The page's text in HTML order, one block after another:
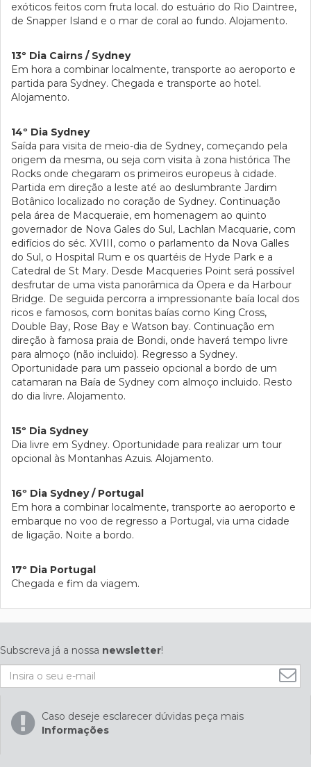
exóticos feitos com fruta local. do estuário do Rio Daintree,
de Snapper Island e o mar de coral ao fundo. Alojamento.
13º Dia Cairns / Sydney
Em hora a combinar localmente, transporte ao aeroporto e
partida para Sydney. Chegada e transporte ao hotel.
Alojamento.
14º Dia Sydney
Saída para visita de meio-dia de Sydney, começando pela
origem da mesma, ou seja com visita à zona histórica The
Rocks onde chegaram os primeiros europeus à cidade.
Partida em direção a leste até ao deslumbrante Jardim
Botânico localizado no coração de Sydney. Continuação
pela área de Macqueraie, em homenagem ao quinto
governador de Nova Gales do Sul, Lachlan Macquarie, com
edifícios do séc. XVIII, como o parlamento da Nova Galles
do Sul, o Hospital Rum e os quartéis de Hyde Park e a
Catedral de St Mary. Desde Macqueries Point será possível
desfrutar de uma vista panorâmica da Opera e da Harbour
Bridge. De seguida percorra a impressionante baía local dos
ricos e famosos, com bonitas baías como King Cross,
Double Bay, Rose Bay e Watson bay. Continuação em
direção à famosa praia de Bondi, onde haverá tempo livre
para almoço (não incluido). Regresso a Sydney.
Oportunidade para um passeio opcional a bordo de um
catamaran na Baía de Sydney com almoço incluido. Resto
do dia livre. Alojamento.
15º Dia Sydney
Dia livre em Sydney. Oportunidade para realizar um tour
opcional às Montanhas Azuis. Alojamento.
16º Dia Sydney / Portugal
Em hora a combinar localmente, transporte ao aeroporto e
embarque no voo de regresso a Portugal, via uma cidade
de ligação. Noite a bordo.
17º Dia Portugal
Chegada e fim da viagem.
Subscreva já a nossa newsletter!
Caso deseje esclarecer dúvidas peça mais
Informações